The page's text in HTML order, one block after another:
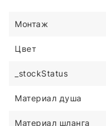
Монтаж
Цвет
_stockStatus
Материал душа
Материал шланга